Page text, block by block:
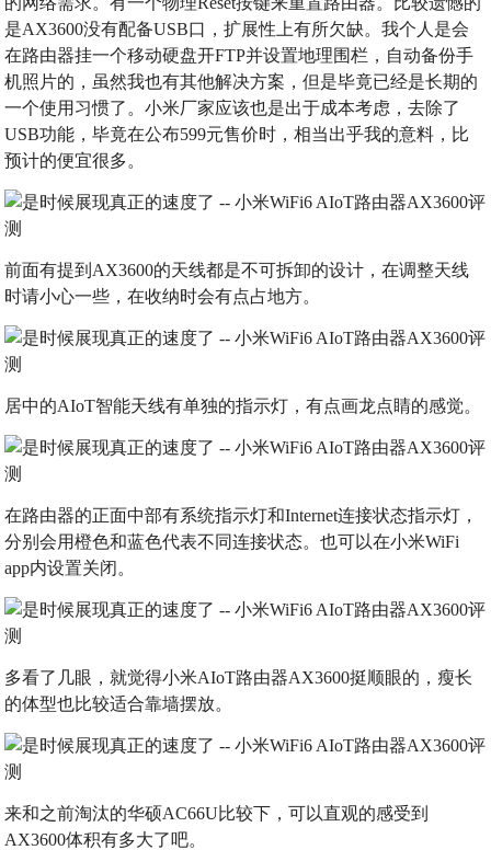
是AX3600没有配备USB口，扩展性上有所欠缺。我个人是会
在路由器挂一个移动硬盘开FTP并设置地理围栏，自动备份手
机照片的，虽然我也有其他解决方案，但是毕竟已经是长期的
一个使用习惯了。小米厂家应该也是出于成本考虑，去除了
USB功能，毕竟在公布599元售价时，相当出乎我的意料，比
预计的便宜很多。
前面有提到AX3600的天线都是不可拆卸的设计，在调整天线
时请小心一些，在收纳时会有点占地方。
居中的AIoT智能天线有单独的指示灯，有点画龙点睛的感觉。
在路由器的正面中部有系统指示灯和Internet连接状态指示灯，
分别会用橙色和蓝色代表不同连接状态。也可以在小米WiFi
app内设置关闭。
多看了几眼，就觉得小米AIoT路由器AX3600挺顺眼的，瘦长
的体型也比较适合靠墙摆放。
来和之前淘汰的华硕AC66U比较下，可以直观的感受到
AX3600体积有多大了吧。